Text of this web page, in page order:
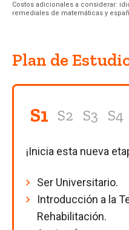
Costos adicionales a considerar:
remediales de matemáticas y
Plan de
S1 S2 S3 S4
¡Inicia esta nueva
Ser Universitario.
Introducción a la
Rehabilitación.